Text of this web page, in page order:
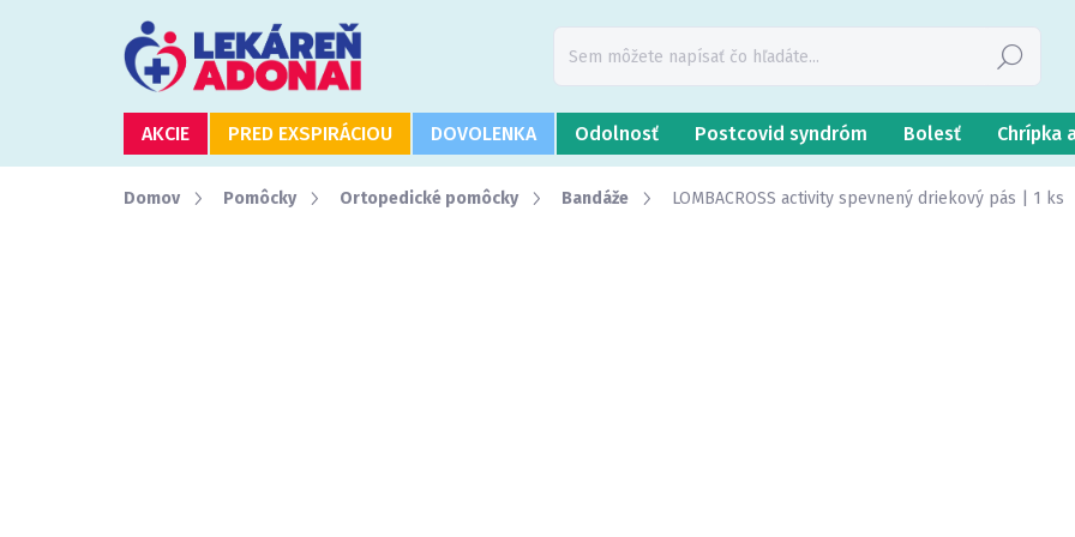
Hľadať
AKCIE PRED EXSPIRÁCIOU DOVOLENKA Odolnosť Postcovid syndróm Bolesť Chrípka
Domov Pomôcky Ortopedické pomôcky Bandáže LOMBACROSS activity spevnený driekový pás | 1 ks